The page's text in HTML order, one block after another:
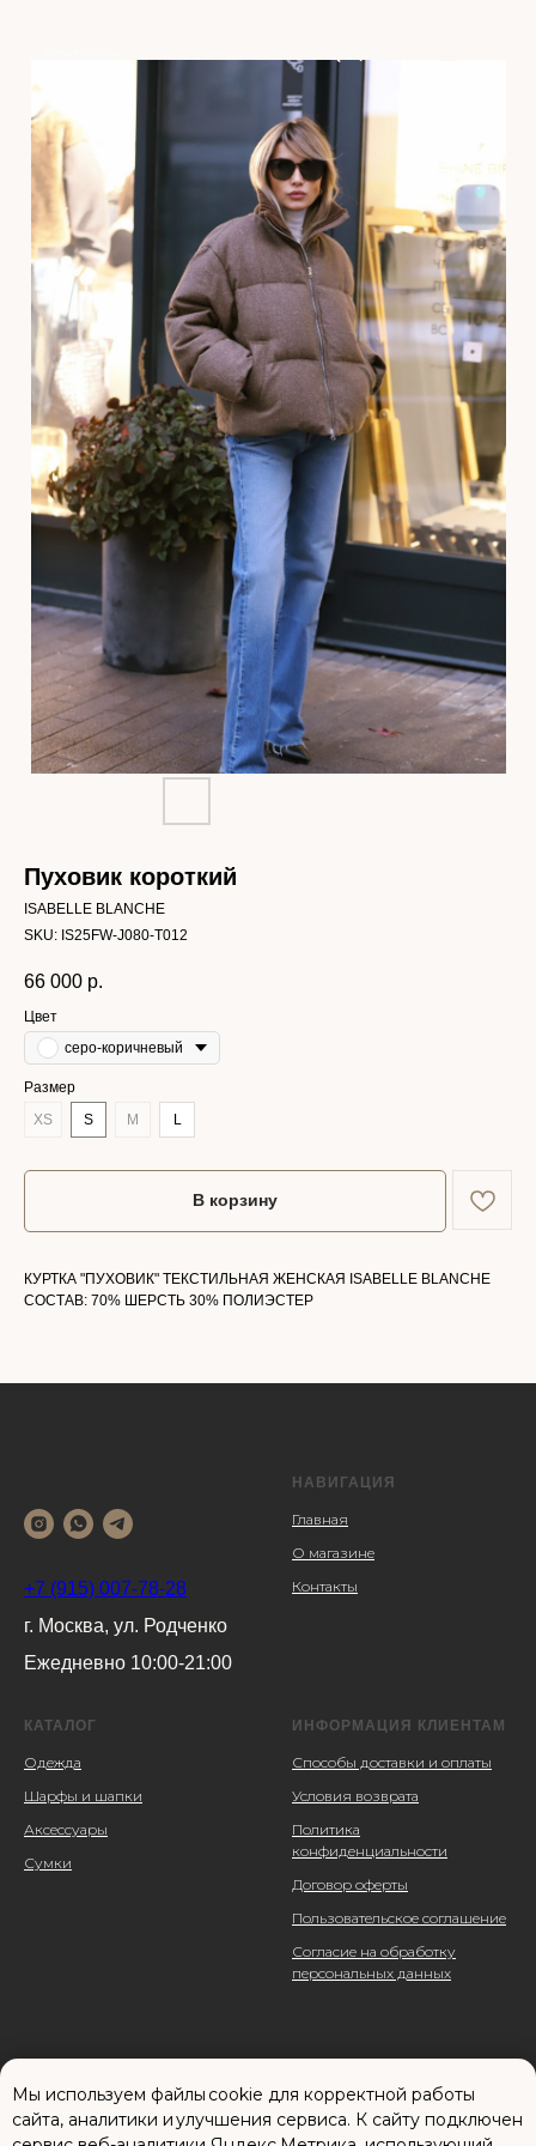
Мы используем файлы cookie для корректной работы
сайта, аналитики и улучшения сервиса. К cайту подключен
Пуховик короткий
ISABELLE BLANCHE
SKU: IS25FW-J080-T012
66 000 р.
Цвет
серо-коричневый
Размер
XS
S M L
В корзину
КУРТКА "ПУХОВИК" ТЕКСТИЛЬНАЯ ЖЕНСКАЯ ISABELLE BLANCHE
СОСТАВ: 70% ШЕРСТЬ 30% ПОЛИЭСТЕР
+7 (915) 007-78-28
г. Москва, ул. Родченко
Ежедневно 10:00-21:00
НАВИГАЦИЯ
Главная
О магазине
Контакты
КАТАЛОГ
Одежда
Шарфы и шапки
Аксессуары
Сумки
ИНФОРМАЦИЯ КЛИЕНТАМ
Способы доставки и оплаты
Условия возврата
Политика
конфиденциальности
Договор оферты
Пользовательское соглашение
Согласие на обработку
персональных данных